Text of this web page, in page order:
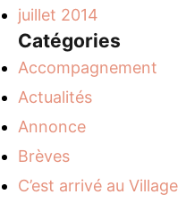
juillet 2014
Catégories
Accompagnement
Actualités
Annonce
Brèves
C’est arrivé au Village